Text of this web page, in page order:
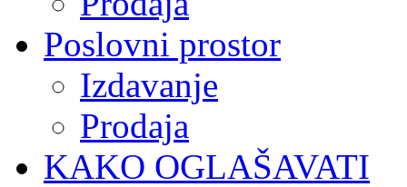
Poslovni prostor
Izdavanje
Prodaja
KAKO OGLAŠAVATI